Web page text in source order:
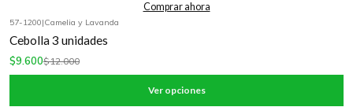
Comprar ahora
57-1200|Camelia y Lavanda
Cebolla 3 unidades
$9.600$12.000
Ver opciones